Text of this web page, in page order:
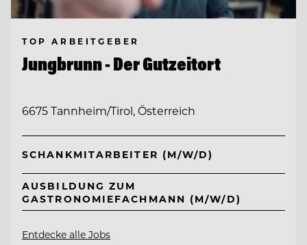
TOP ARBEITGEBER
Jungbrunn - Der Gutzeitort
6675 Tannheim/Tirol, Österreich
SCHANKMITARBEITER (M/W/D)
AUSBILDUNG ZUM
GASTRONOMIEFACHMANN (M/W/D)
Entdecke alle Jobs